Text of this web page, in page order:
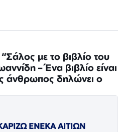
με το βιβλίο του
– Ένα βιβλίο είναι
άνθρωπος δηλώνει ο
ΕΝΕΚΑ ΑΙΤΙΩΝ